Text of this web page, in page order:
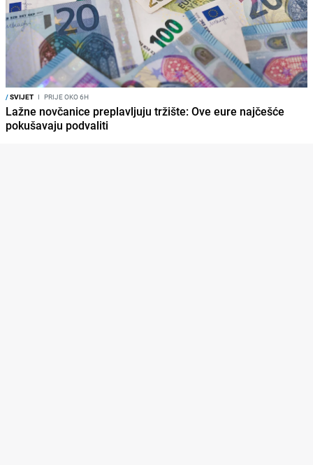
/SVIJET I PRIJE OKO 6H
Lažne novčanice preplavljuju tržište: Ove eure najčešće
pokušavaju podvaliti